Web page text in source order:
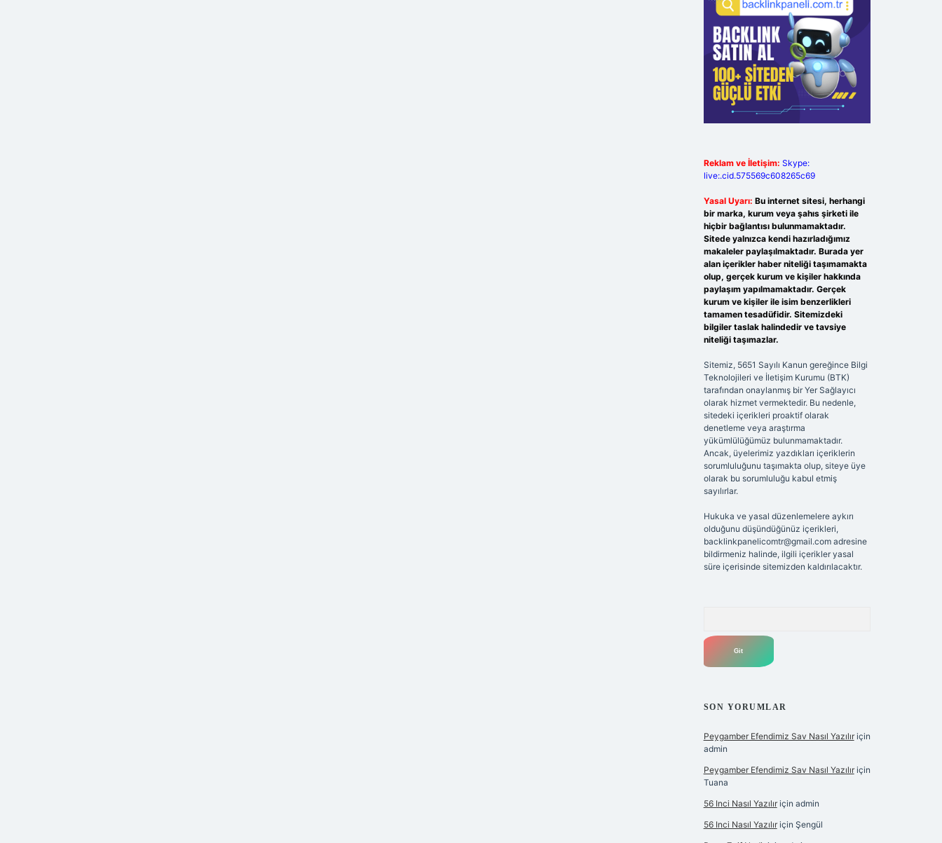
Reklam ve İletişim: Skype:
live:.cid.575569c608265c69
Yasal Uyarı: Bu internet sitesi, herhangi
bir marka, kurum veya şahıs şirketi ile
hiçbir bağlantısı bulunmamaktadır.
Sitede yalnızca kendi hazırladığımız
makaleler paylaşılmaktadır. Burada yer
alan içerikler haber niteliği taşımamakta
olup, gerçek kurum ve kişiler hakkında
paylaşım yapılmamaktadır. Gerçek
kurum ve kişiler ile isim benzerlikleri
tamamen tesadüfidir. Sitemizdeki
bilgiler taslak halindedir ve tavsiye
niteliği taşımazlar.
Sitemiz, 5651 Sayılı Kanun gereğince Bilgi
Teknolojileri ve İletişim Kurumu (BTK)
tarafından onaylanmış bir Yer Sağlayıcı
olarak hizmet vermektedir. Bu nedenle,
sitedeki içerikleri proaktif olarak
denetleme veya araştırma
yükümlülüğümüz bulunmamaktadır.
Ancak, üyelerimiz yazdıkları içeriklerin
sorumluluğunu taşımakta olup, siteye üye
olarak bu sorumluluğu kabul etmiş
sayılırlar.
Hukuka ve yasal düzenlemelere aykırı
olduğunu düşündüğünüz içerikleri,
backlinkpanelicomtr@gmail.comadresine
bildirmeniz halinde, ilgili içerikler yasal
süre içerisinde sitemizden kaldırılacaktır.
SON YORUMLAR
Peygamber Efendimiz Sav Nasıl Yazılıriçin
admin
Peygamber Efendimiz Sav Nasıl Yazılıriçin
Tuana
56 Inci Nasıl Yazılıriçin admin
56 Inci Nasıl Yazılıriçin Şengül